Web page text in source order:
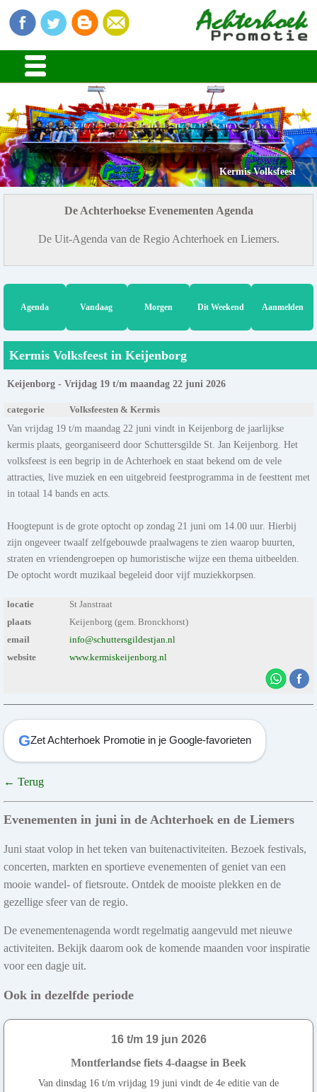
Kermis Volksfeest
De Achterhoekse Evenementen Agenda
De Uit-Agenda van de Regio Achterhoek en Liemers.
Agenda Vandaag Morgen Dit Weekend Aanmelden
Kermis Volksfeest in Keijenborg
Keijenborg - Vrijdag 19 t/m maandag 22 juni 2026
categorie Volksfeesten & Kermis
Van vrijdag 19 t/m maandag 22 juni vindt in Keijenborg de jaarlijkse
kermis plaats, georganiseerd door Schuttersgilde St. Jan Keijenborg. Het
volksfeest is een begrip in de Achterhoek en staat bekend om de vele
attracties, live muziek en een uitgebreid feestprogramma in de feesttent met
in totaal 14 bands en acts.
Hoogtepunt is de grote optocht op zondag 21 juni om 14.00 uur. Hierbij
zijn ongeveer twaalf zelfgebouwde praalwagens te zien waarop buurten,
straten en vriendengroepen op humoristische wijze een thema uitbeelden.
De optocht wordt muzikaal begeleid door vijf muziekkorpsen.
locatie
St Janstraat
plaats
Keijenborg (gem. Bronckhorst)
email
info@schuttersgildestjan.nl
website
www.kermiskeijenborg.nl
GZet Achterhoek Promotie in je Google-favorieten
← Terug
Evenementen in juni in de Achterhoek en de Liemers
Juni staat volop in het teken van buitenactiviteiten. Bezoek festivals,
concerten, markten en sportieve evenementen of geniet van een
mooie wandel- of fietsroute. Ontdek de mooiste plekken en de
gezellige sfeer van de regio.
De evenementenagenda wordt regelmatig aangevuld met nieuwe
activiteiten. Bekijk daarom ook de komende maanden voor inspiratie
voor een dagje uit.
Ook in dezelfde periode
16 t/m 19 jun 2026
Montferlandse fiets 4-daagse in Beek
Van dinsdag 16 t/m vrijdag 19 juni vindt de 4e editie van de